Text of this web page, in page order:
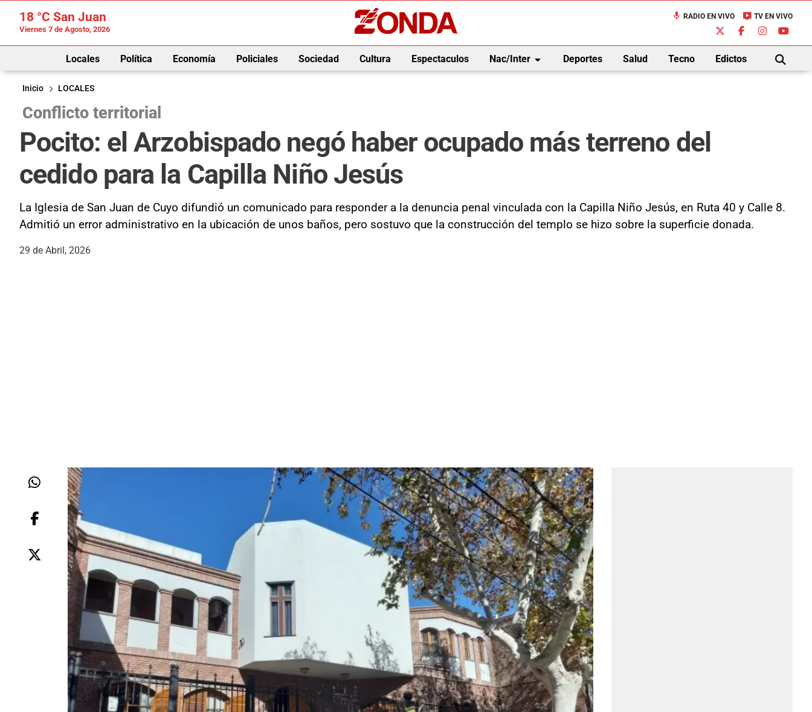
18 °C San Juan
Viernes 7 de Agosto, 2026
mic RADIO EN VIVO live_tv TV EN VIVO
Locales Política Economía Policiales Sociedad Cultura Espectaculos Nac/Interarrow_drop_down Deportes Salud Tecno Edictos
BUSCAR
Inicio
LOCALES
Conflicto territorial
Pocito: el Arzobispado negó haber ocupado más terreno del
cedido para la Capilla Niño Jesús
La Iglesia de San Juan de Cuyo difundió un comunicado para responder a la denuncia penal vinculada con la Capilla Niño Jesús, en Ruta 40 y Calle 8.
Admitió un error administrativo en la ubicación de unos baños, pero sostuvo que la construcción del templo se hizo sobre la superficie donada.
29 de Abril, 2026